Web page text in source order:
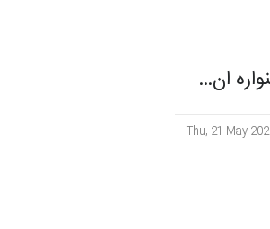
ان…
Thu, 21 May